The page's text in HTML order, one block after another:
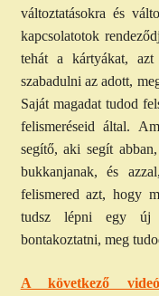
változtatásokra és
kapcsolatotok
tehát a kártyákat,
szabadulni az adott,
Saját magadat tudod
felismeréseid által.
segítő, aki segít
bukkanjanak, és
felismered azt, hogy
tudsz lépni egy új
bontakoztatni, meg
A következő